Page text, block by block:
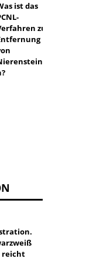
ist das
zur
reicht